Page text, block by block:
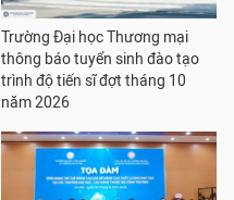
Trường Đại học Thương mại
thông báo tuyển sinh đào tạo
trình độ tiến sĩ đợt tháng 10
năm 2026